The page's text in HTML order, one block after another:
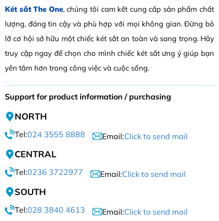
Két sắt The One, chúng tôi cam kết cung cấp sản phẩm chất
lượng, đáng tin cậy và phù hợp với mọi không gian. Đừng bỏ
lỡ cơ hội sở hữu một chiếc két sắt an toàn và sang trọng. Hãy
truy cập ngay để chọn cho mình chiếc két sắt ưng ý giúp bạn
yên tâm hơn trong công việc và cuộc sống.
Support for product information / purchasing
NORTH
Tel:024 3555 8888 Email:Click to send mail
CENTRAL
Tel:0236 3722977 Email:Click to send mail
SOUTH
Tel:028 3840 4613 Email:Click to send mail